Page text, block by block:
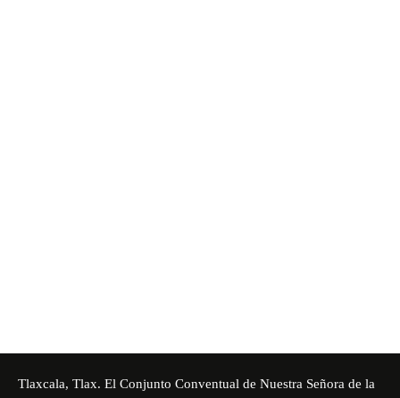
Tlaxcala, Tlax. El Conjunto Conventual de Nuestra Señora de la